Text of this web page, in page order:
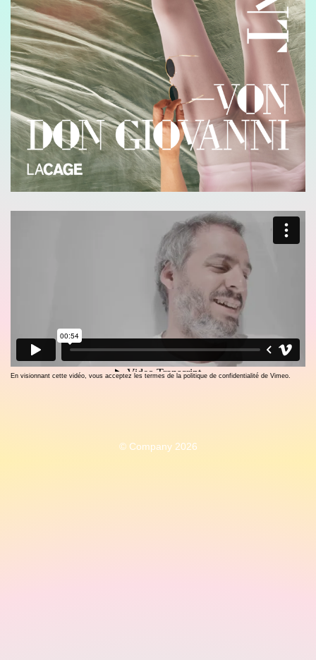
En visionnant cette vidéo, vous acceptez les termes de la politique de confidentialité de Vimeo.
© Company 2026